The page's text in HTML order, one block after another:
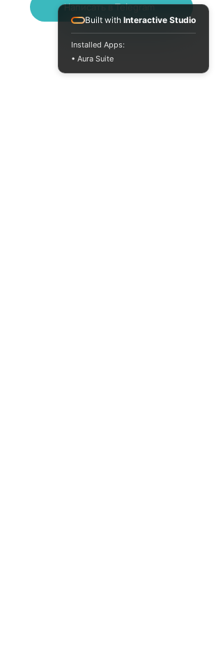
Написать в Telegram
Built with Interactive Studio
Installed Apps:
• Aura Suite